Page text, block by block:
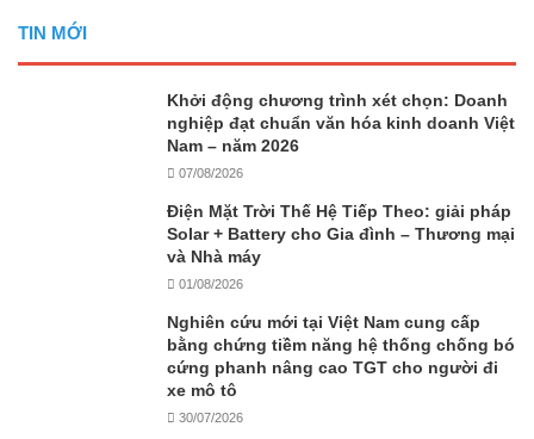
TIN MỚI
Khởi động chương trình xét chọn: Doanh
nghiệp đạt chuẩn văn hóa kinh doanh Việt
Nam – năm 2026
07/08/2026
Điện Mặt Trời Thế Hệ Tiếp Theo: giải pháp
Solar + Battery cho Gia đình – Thương mại
và Nhà máy
01/08/2026
Nghiên cứu mới tại Việt Nam cung cấp
bằng chứng tiềm năng hệ thống chống bó
cứng phanh nâng cao TGT cho người đi
xe mô tô
30/07/2026